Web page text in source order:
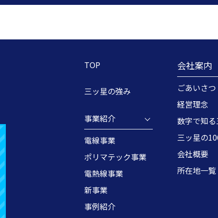
TOP
三ッ星の強み
事業紹介
電線事業
ポリマテック事業
電熱線事業
新事業
事例紹介
会社案内
ごあいさつ
経営理念
数字で知
三ッ星の
会社概要
所在地一覧